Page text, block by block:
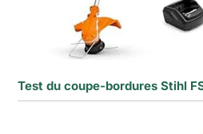
Test du coupe-bordures Stihl